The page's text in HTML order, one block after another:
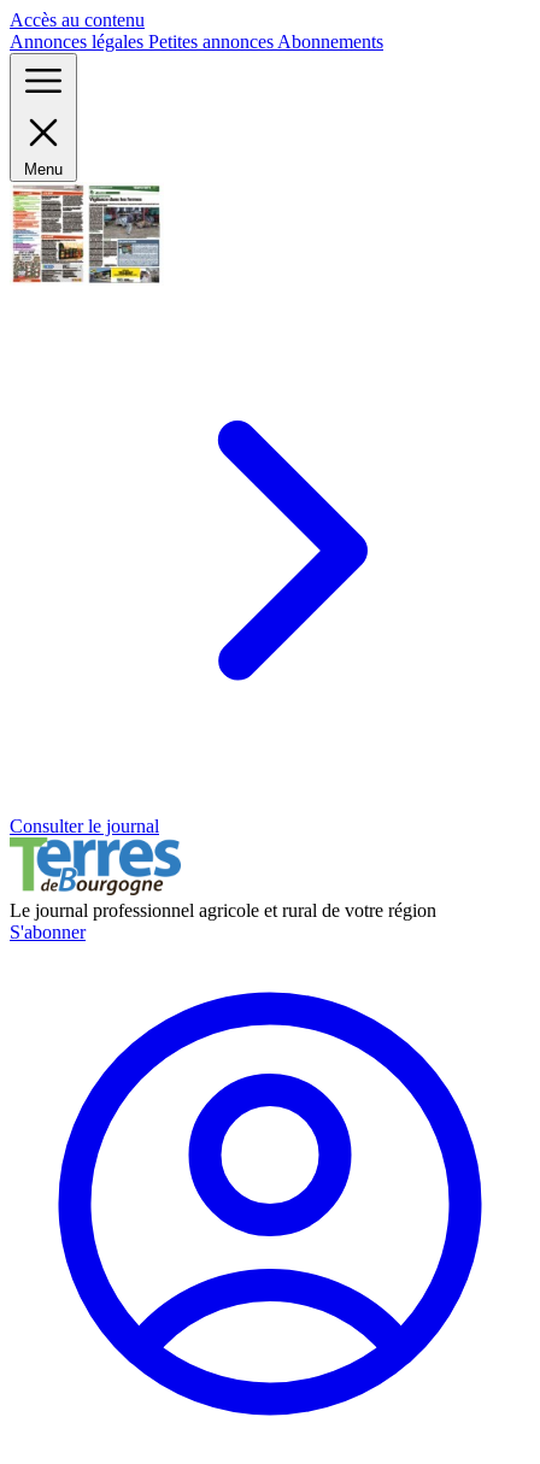
Accès au contenu
Annonces légales Petites annonces Abonnements
Menu
Consulter le journal
Le journal professionnel agricole et rural de votre région
S'abonner
Panneau de gestion des cookies